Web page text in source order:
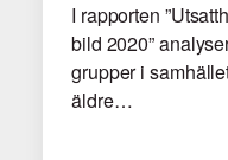
I rapporten
bild 2020”
grupper i
äldre…